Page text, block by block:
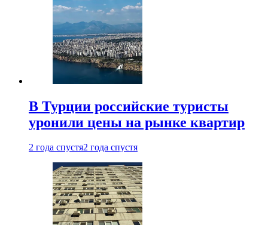
В Турции российские туристы
уронили цены на рынке квартир
2 года спустя2 года спустя